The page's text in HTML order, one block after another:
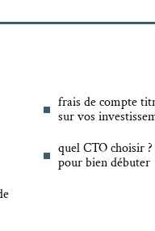
frais de compte
sur vos
quel CTO choisir
pour bien débuter